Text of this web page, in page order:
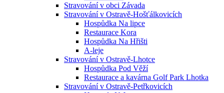
Stravování v obci Závada
Stravování v Ostravě-Hošťálkovicích
Hospůdka Na lipce
Restaurace Kora
Hospůdka Na Hřišti
A-leje
Stravování v Ostravě-Lhotce
Hospůdka Pod Věží
Restaurace a kavárna Golf Park Lhotka
Stravování v Ostravě-Petřkovicích